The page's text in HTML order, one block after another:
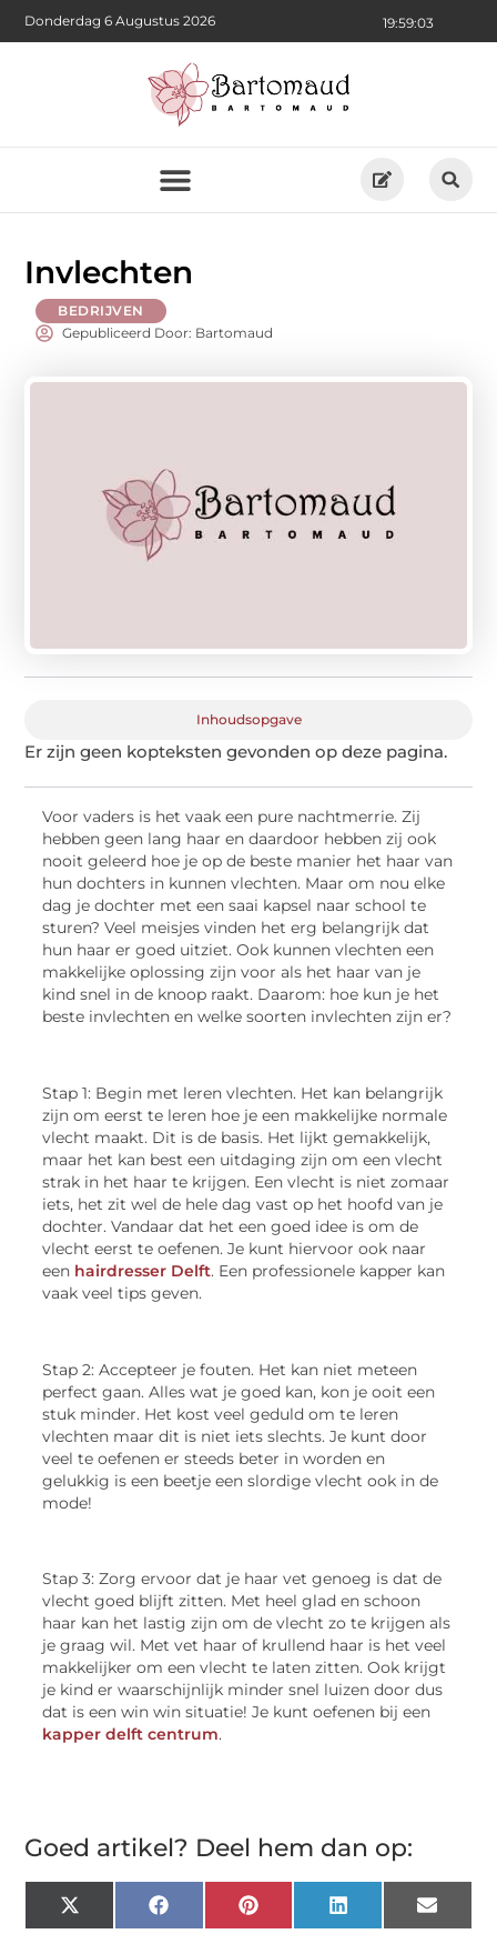
19:59:05
Donderdag 6 Augustus 2026
Invlechten
BEDRIJVEN
Gepubliceerd Door: Bartomaud
Inhoudsopgave
Er zijn geen kopteksten gevonden op deze pagina.
Voor vaders is het vaak een pure nachtmerrie. Zij
hebben geen lang haar en daardoor hebben zij ook
nooit geleerd hoe je op de beste manier het haar van
hun dochters in kunnen vlechten. Maar om nou elke
dag je dochter met een saai kapsel naar school te
sturen? Veel meisjes vinden het erg belangrijk dat
hun haar er goed uitziet. Ook kunnen vlechten een
makkelijke oplossing zijn voor als het haar van je
kind snel in de knoop raakt. Daarom: hoe kun je het
beste invlechten en welke soorten invlechten zijn er?
Stap 1: Begin met leren vlechten. Het kan belangrijk
zijn om eerst te leren hoe je een makkelijke normale
vlecht maakt. Dit is de basis. Het lijkt gemakkelijk,
maar het kan best een uitdaging zijn om een vlecht
strak in het haar te krijgen. Een vlecht is niet zomaar
iets, het zit wel de hele dag vast op het hoofd van je
dochter. Vandaar dat het een goed idee is om de
vlecht eerst te oefenen. Je kunt hiervoor ook naar
een hairdresser Delft. Een professionele kapper kan
vaak veel tips geven.
Stap 2: Accepteer je fouten. Het kan niet meteen
perfect gaan. Alles wat je goed kan, kon je ooit een
stuk minder. Het kost veel geduld om te leren
vlechten maar dit is niet iets slechts. Je kunt door
veel te oefenen er steeds beter in worden en
gelukkig is een beetje een slordige vlecht ook in de
mode!
Stap 3: Zorg ervoor dat je haar vet genoeg is dat de
vlecht goed blijft zitten. Met heel glad en schoon
haar kan het lastig zijn om de vlecht zo te krijgen als
je graag wil. Met vet haar of krullend haar is het veel
makkelijker om een vlecht te laten zitten. Ook krijgt
je kind er waarschijnlijk minder snel luizen door dus
dat is een win win situatie! Je kunt oefenen bij een
kapper delft centrum.
Goed artikel? Deel hem dan op:
X
(Twitter)
FacebookPinterest LinkedIn Email